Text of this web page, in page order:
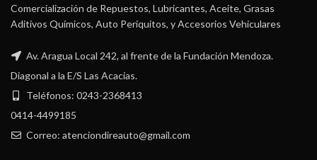
Comercialización de Repuestos, Lubricantes, Aceite, Grasas
Aditivos Químicos, Auto Periquitos, y Accesorios Vehiculares
Av. Aragua Local 242, al frente de la Fundación Mendoza.
Diagonal a la E/S Las Acacias.
Teléfonos: 0243-2368413
0414-4499185
Correo: atenciondireauto@gmail.com